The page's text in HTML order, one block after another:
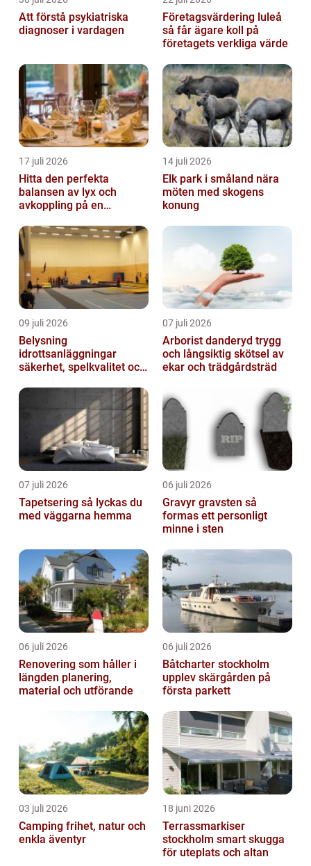
Att förstå psykiatriska
diagnoser i vardagen
Företagsvärdering luleå
så får ägare koll på
företagets verkliga värde
17 juli 2026
Hitta den perfekta
balansen av lyx och
avkoppling på en
Östermalm
14 juli 2026
Elk park i småland nära
möten med skogens
konung
09 juli 2026
Belysning
idrottsanläggningar
säkerhet, spelkvalitet och
07 juli 2026
Arborist danderyd trygg
och långsiktig skötsel av
ekar och trädgårdsträd
07 juli 2026
Tapetsering så lyckas du
med väggarna hemma
06 juli 2026
Gravyr gravsten så
formas ett personligt
minne i sten
06 juli 2026
Renovering som håller i
längden planering,
material och utförande
06 juli 2026
Båtcharter stockholm
upplev skärgården på
första parkett
03 juli 2026
Camping frihet, natur och
enkla äventyr
18 juni 2026
Terrassmarkiser
stockholm smart skugga
för uteplats och altan